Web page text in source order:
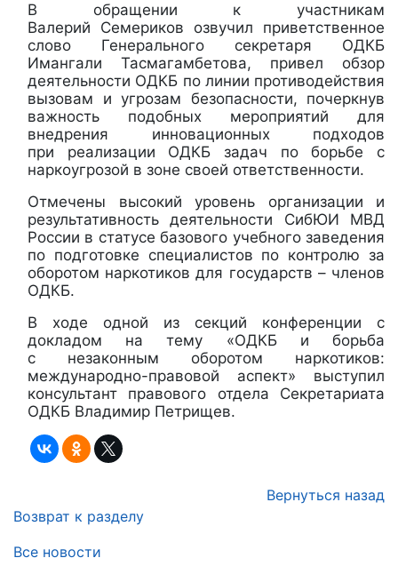
В обращении к участникам
Валерий Семериков озвучил приветственное
слово Генерального секретаря ОДКБ
Имангали Тасмагамбетова, привел обзор
деятельности ОДКБ по линии противодействия
вызовам и угрозам безопасности, почеркнув
важность подобных мероприятий для
внедрения инновационных подходов
при реализации ОДКБ задач по борьбе с
наркоугрозой в зоне своей ответственности.
Отмечены высокий уровень организации и
результативность деятельности СибЮИ МВД
России в статусе базового учебного заведения
по подготовке специалистов по контролю за
оборотом наркотиков для государств – членов
ОДКБ.
В ходе одной из секций конференции с
докладом на тему «ОДКБ и борьба
с незаконным оборотом наркотиков:
международно-правовой аспект» выступил
консультант правового отдела Секретариата
ОДКБ Владимир Петрищев.
Вернуться назад
Возврат к разделу
Все новости